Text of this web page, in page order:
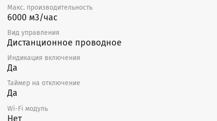
Монтаж
Приточная установка CAU-W поставляется готовая к
подключению. Установка монтируется только в
горизонтальном положении, в соответствии с
Необходимо предусматривать доступ для
обслуживания установок.
Не допускается:
использовать для транспортировки воздуха,
Макс. производительность
6000 м3/час
Вид управления
Дистанционное проводное
Индикация включения
Да
Таймер на отключение
Да
Wi-Fi модуль
Нет